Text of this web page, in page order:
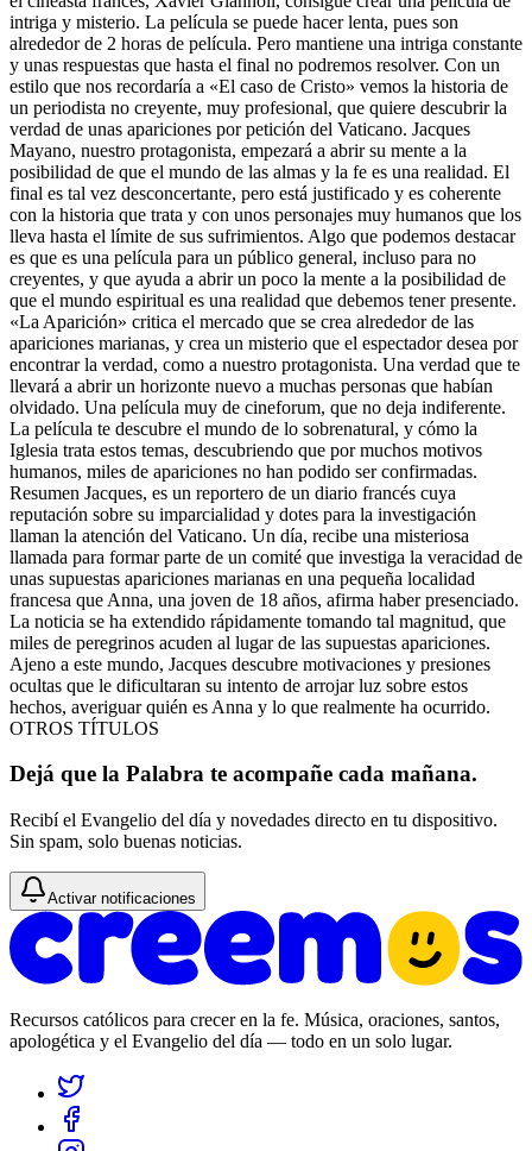
intriga y misterio. La película se puede hacer lenta, pues son
alrededor de 2 horas de película. Pero mantiene una intriga constante
y unas respuestas que hasta el final no podremos resolver. Con un
estilo que nos recordaría a «El caso de Cristo» vemos la historia de
un periodista no creyente, muy profesional, que quiere descubrir la
verdad de unas apariciones por petición del Vaticano. Jacques
Mayano, nuestro protagonista, empezará a abrir su mente a la
posibilidad de que el mundo de las almas y la fe es una realidad. El
final es tal vez desconcertante, pero está justificado y es coherente
con la historia que trata y con unos personajes muy humanos que los
lleva hasta el límite de sus sufrimientos. Algo que podemos destacar
es que es una película para un público general, incluso para no
creyentes, y que ayuda a abrir un poco la mente a la posibilidad de
que el mundo espiritual es una realidad que debemos tener presente.
«La Aparición» critica el mercado que se crea alrededor de las
apariciones marianas, y crea un misterio que el espectador desea por
encontrar la verdad, como a nuestro protagonista. Una verdad que te
llevará a abrir un horizonte nuevo a muchas personas que habían
olvidado. Una película muy de cineforum, que no deja indiferente.
La película te descubre el mundo de lo sobrenatural, y cómo la
Iglesia trata estos temas, descubriendo que por muchos motivos
humanos, miles de apariciones no han podido ser confirmadas.
Resumen Jacques, es un reportero de un diario francés cuya
reputación sobre su imparcialidad y dotes para la investigación
llaman la atención del Vaticano. Un día, recibe una misteriosa
llamada para formar parte de un comité que investiga la veracidad de
unas supuestas apariciones marianas en una pequeña localidad
francesa que Anna, una joven de 18 años, afirma haber presenciado.
La noticia se ha extendido rápidamente tomando tal magnitud, que
miles de peregrinos acuden al lugar de las supuestas apariciones.
Ajeno a este mundo, Jacques descubre motivaciones y presiones
ocultas que le dificultaran su intento de arrojar luz sobre estos
hechos, averiguar quién es Anna y lo que realmente ha ocurrido.
OTROS TÍTULOS
Dejá que la Palabra te acompañe cada mañana.
Recibí el Evangelio del día y novedades directo en tu dispositivo.
Sin spam, solo buenas noticias.
Activar notificaciones
Recursos católicos para crecer en la fe. Música, oraciones, santos,
apologética y el Evangelio del día — todo en un solo lugar.